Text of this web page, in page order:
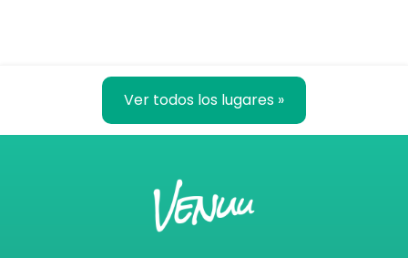
Ver todos los lugares »